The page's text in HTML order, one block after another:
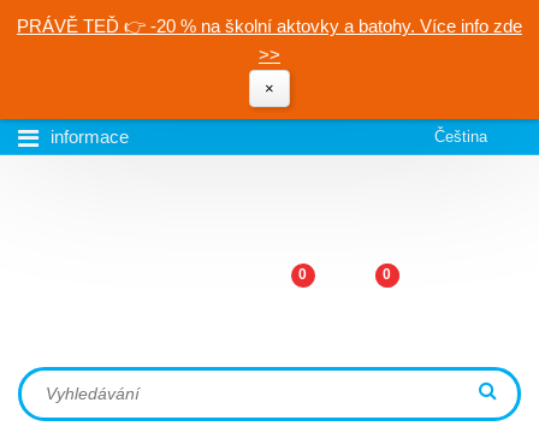
PRÁVĚ TEĎ 👉 -20 % na školní aktovky a batohy. Více info zde
>>
×
informace Čeština
0 0